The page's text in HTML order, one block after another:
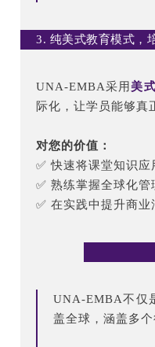
3. 纯美式教育模式，
UNA-EMBA采用美
际化，让学员能够真
对您的价值：
✅ 快速将课堂知识
✅ 熟练掌握全球化
✅ 在实践中提升商
UNA-EMBA不仅
盖全球，涵盖多